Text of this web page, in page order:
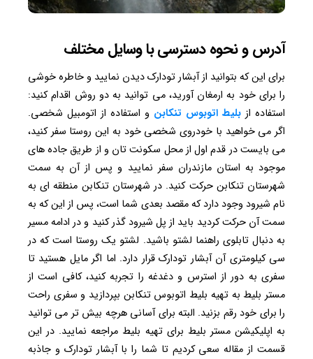
آدرس و نحوه دسترسی با وسایل مختلف
برای این که بتوانید از آبشار تودارک دیدن نمایید و خاطره خوشی
را برای خود به ارمغان آورید، می توانید به دو روش اقدام کنید:
استفاده از بلیط اتوبوس تنکابن و استفاده از اتومبیل شخصی.
اگر می خواهید با خودروی شخصی خود به این روستا سفر کنید،
می بایست در قدم اول از محل سکونت تان و از طریق جاده های
موجود به استان مازندران سفر نمایید و پس از آن به سمت
شهرستان تنکابن حرکت کنید. در شهرستان تنکابن منطقه ای به
نام شیرود وجود دارد که مقصد بعدی شما است، پس از این که به
سمت آن حرکت کردید باید از پل شیرود گذر کنید و در ادامه مسیر
به دنبال تابلوی راهنما لشتو باشید. لشتو یک روستا است که در
سی کیلومتری آن آبشار تودارک قرار دارد. اما اگر مایل هستید تا
سفری به دور از استرس و دغدغه را تجربه کنید، کافی است از
مستر بلیط به تهیه بلیط اتوبوس تنکابن بپردازید و سفری راحت
را برای خود رقم بزنید. البته برای آسانی هرچه بیش تر می توانید
به اپلیکیشن مستر بلیط برای تهیه بلیط مراجعه نمایید. در این
قسمت از مقاله سعی کردیم تا شما را با آبشار تودارک و جاذبه